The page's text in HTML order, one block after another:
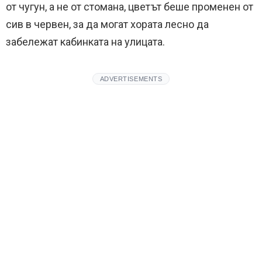
от чугун, а не от стомана, цветът беше променен от
сив в червен, за да могат хората лесно да
забележат кабинката на улицата.
ADVERTISEMENTS